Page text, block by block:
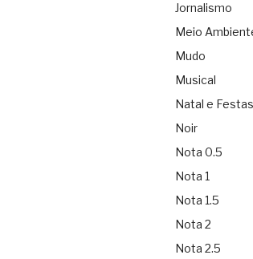
Jornalismo
Meio
Mudo
Musical
Natal e Festas
Noir
Nota 0.5
Nota 1
Nota 1.5
Nota 2
Nota 2.5